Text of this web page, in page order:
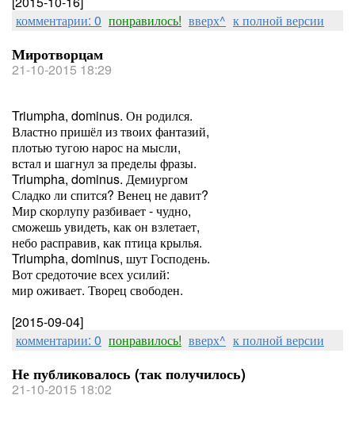
комментарии: 0 понравилось! вверх^ к полной версии
Миротворцам
21-10-2015 18:29
Triumpha, dominus. Он родился.
Властно пришёл из твоих фантазий,
плотью тугою нарос на мысли,
встал и шагнул за пределы фразы.
Triumpha, dominus. Демиургом
Сладко ли спится? Венец не давит?
Мир скорлупу разбивает - чудно,
сможешь увидеть, как он взлетает,
небо расправив, как птица крылья.
Triumpha, dominus, шут Господень.
Вот средоточие всех усилий:
мир оживает. Творец свободен.
[2015-09-04]
комментарии: 0 понравилось! вверх^ к полной версии
Не публиковалось (так получилось)
21-10-2015 18:02